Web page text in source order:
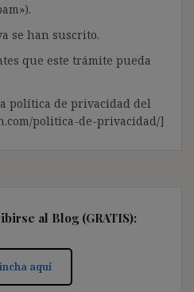
se han suscrito.
que este trámite pueda
política de privacidad del
politica-de-privacidad/]
al Blog (GRATIS):
aquí